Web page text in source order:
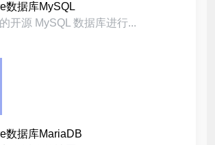
数据库MySQL
开源 MySQL 数据库进行...
数据库MariaDB